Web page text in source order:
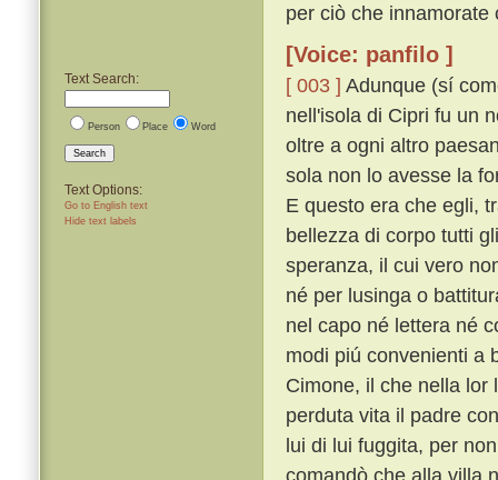
Text Search:
Person Place Word
Search
Text Options:
Go to English text
Hide text labels
per ciò che
[Voice: panfilo ]
[ 003 ] Adunque (sí
nell'isola di Cipri fu un
oltre a ogni altro
sola non lo avesse la
E questo era che egli,
bellezza di corpo tutti
speranza, il cui vero
né per lusinga o
nel capo né lettera né
modi piú convenienti a
Cimone, il che nella
perduta vita il padre
lui di lui fuggita, per
comandò che alla villa